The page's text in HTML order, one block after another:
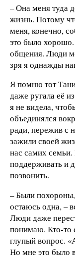
– Она меня туда
жизнь. Потому
меня, конечно,
это было
общения. Люди
зря я однажды
Я помню тот
даже ругала её
я не видела,
объединялся
ради, пережив с
зажили своей
нас самих
поддерживать и
позвонить.
– Были
остаюсь одна, –
Люди даже
понимаю. Кто-то
глупый вопрос.
Но мне это было